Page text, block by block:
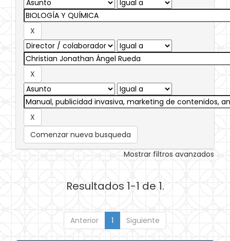
Comenzar nueva busqueda
Mostrar filtros avanzados
Resultados 1-1 de 1.
Anterior 1 Siguiente